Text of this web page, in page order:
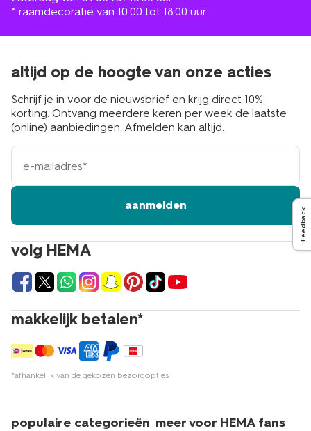
* raamdecoratie van 10.00 tot 18.00 uur
volg HEMA
makkelijk betalen*
*afhankelijk van de gekozen bezorgopties
altijd op de hoogte van onze acties
Schrijf je in voor de nieuwsbrief en krijg direct 10%
korting. Ontvang meerdere keren per week de laatste
(online) aanbiedingen. Afmelden kan altijd.
e-
mailadres
aanmelden
populaire categorieën meer voor HEMA fans
Feedback